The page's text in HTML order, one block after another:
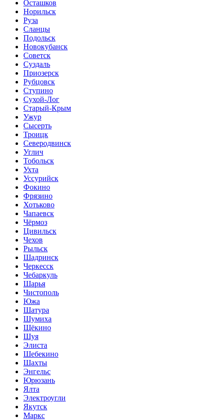
Осташков
Норильск
Руза
Сланцы
Подольск
Новокубанск
Советск
Суздаль
Приозерск
Рубцовск
Ступино
Сухой-Лог
Старый-Крым
Ужур
Сысерть
Троицк
Северодвинск
Углич
Тобольск
Ухта
Уссурийск
Фокино
Фрязино
Хотьково
Чапаевск
Чёрмоз
Цивильск
Чехов
Рыльск
Шадринск
Черкесск
Чебаркуль
Шарья
Чистополь
Южа
Шатура
Шумиха
Щёкино
Шуя
Элиста
Шебекино
Шахты
Энгельс
Юрюзань
Ялта
Электроугли
Якутск
Маркс